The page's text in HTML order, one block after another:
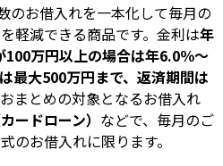
のお借入れを一本化して毎月の
軽減できる商品です。金利は年
万円以上の場合は年6.0％～
最大500万円まで、返済期間は
まとめの対象となるお借入れ
ードローン） などで、毎月のご
のお借入れに限ります。